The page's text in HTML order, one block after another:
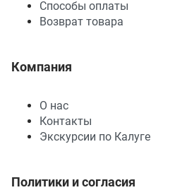
Способы оплаты
Возврат товара
Компания
О нас
Контакты
Экскурсии по Калуге
Политики и согласия